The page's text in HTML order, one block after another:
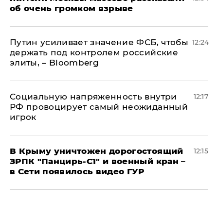
об очень громком взрыве
Путин усиливает значение ФСБ, чтобы
держать под контролем российские
элиты, – Bloomberg
12:24
Социальную напряженность внутри
РФ провоцирует самый неожиданный
игрок
12:17
В Крыму уничтожен дорогостоящий
ЗРПК "Панцирь-С1" и военный кран –
в Сети появилось видео ГУР
12:15